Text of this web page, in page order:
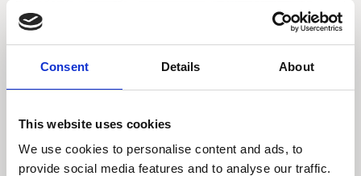
Consent Details About
This website uses cookies
We use cookies to personalise content and ads, to
provide social media features and to analyse our traffic.
Forbrugeren i emerging
markets